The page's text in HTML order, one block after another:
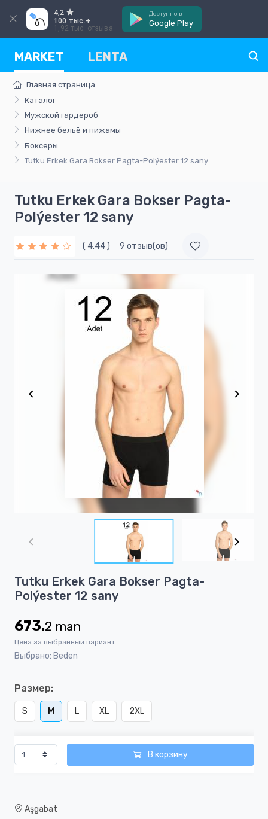
4,2
100 тыс.+
1,92 тыс. отзыва
Доступно в
Google Play
MARKET LENTA
Главная страница
Каталог
Мужской гардероб
Нижнее бельё и пижамы
Боксеры
Tutku Erkek Gara Bokser Pagta-Polýester 12 sany
Tutku Erkek Gara Bokser Pagta-
Polýester 12 sany
( 4.44 ) 9 отзыв(ов)
1
of
Tutku Erkek Gara Bokser Pagta-
Polýester 12 sany
673.2 man
Цена за выбранный вариант
Выбрано: Beden
Размер:
S M L XL 2XL
В корзину
Aşgabat